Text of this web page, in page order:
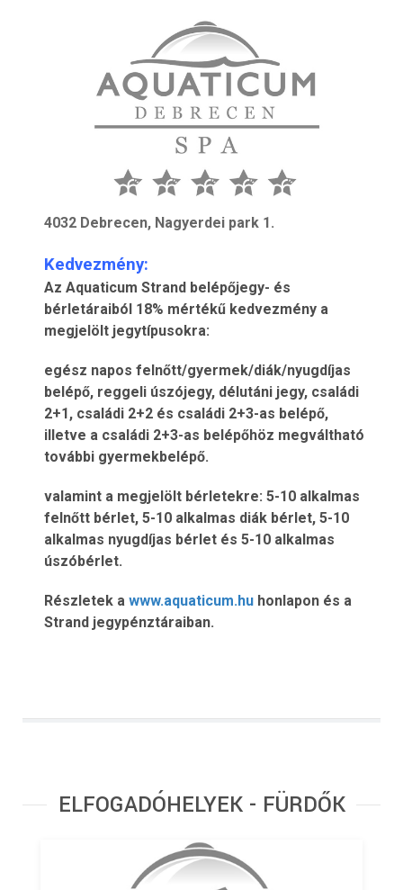
4032 Debrecen, Nagyerdei park 1.
Kedvezmény:
Az Aquaticum Strand belépőjegy- és
bérletáraiból 18% mértékű kedvezmény a
megjelölt jegytípusokra:
egész napos felnőtt/gyermek/diák/nyugdíjas
belépő, reggeli úszójegy, délutáni jegy, családi
2+1, családi 2+2 és családi 2+3-as belépő,
illetve a családi 2+3-as belépőhöz megváltható
további gyermekbelépő.
valamint a megjelölt bérletekre: 5-10 alkalmas
felnőtt bérlet, 5-10 alkalmas diák bérlet, 5-10
alkalmas nyugdíjas bérlet és 5-10 alkalmas
úszóbérlet.
Részletek a www.aquaticum.hu honlapon és a
Strand jegypénztáraiban.
ELFOGADÓHELYEK - FÜRDŐK